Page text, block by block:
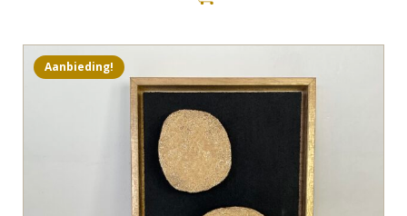
Aanbieding!